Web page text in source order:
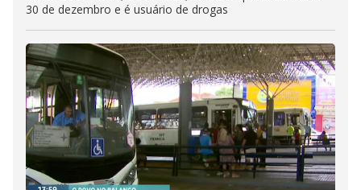
30 de dezembro e é usuário de drogas